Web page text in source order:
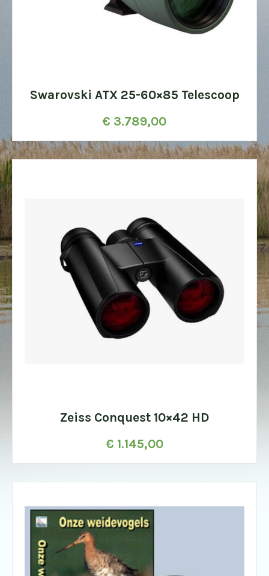
Swarovski ATX 25-60×85 Telescoop
€ 3.789,00
Zeiss Conquest 10×42 HD
€ 1.145,00